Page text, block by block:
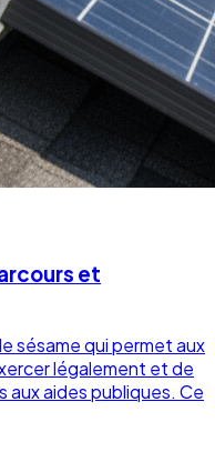
et
sésame qui permet aux
légalement et de
aux aides publiques. Ce